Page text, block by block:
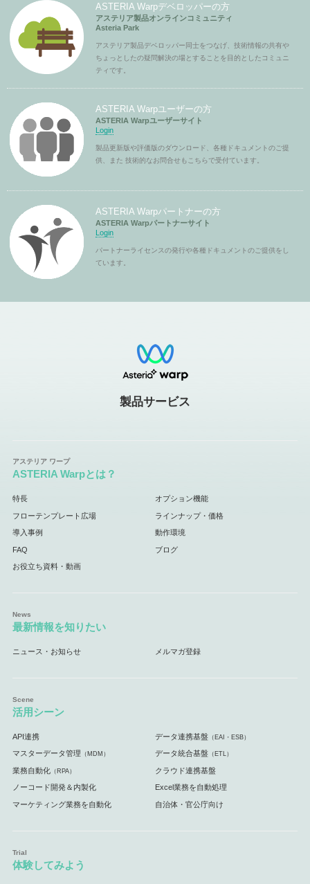
ASTERIA Warpデベロッパーの方
アステリア製品オンラインコミュニティ
Asteria Park
アステリア製品デベロッパー同士をつなげ、技術情報の共有や
ちょっとしたの疑問解決の場とすることを目的としたコミュニ
ティです。
ASTERIA Warpユーザーの方
ASTERIA Warpユーザーサイト
Login
製品更新版や評価版のダウンロード、各種ドキュメントのご提
供、また 技術的なお問合せもこちらで受付ています。
ASTERIA Warpパートナーの方
ASTERIA Warpパートナーサイト
Login
パートナーライセンスの発行や各種ドキュメントのご提供をし
ています。
製品サービス
ASTERIA Warpとは？
特長 オプション機能
フローテンプレート広場 ラインナップ・価格
導入事例 動作環境
FAQ ブログ
お役立ち資料・動画
最新情報を知りたい
ニュース・お知らせ メルマガ登録
活用シーン
API連携 データ連携基盤 （EAI・ESB）
マスターデータ管理 （MDM） データ統合基盤 （ETL）
業務自動化（RPA） クラウド連携基盤
ノーコード開発＆内製化 Excel業務を自動処理
マーケティング業務を自動化 自治体・官公庁向け
体験してみよう